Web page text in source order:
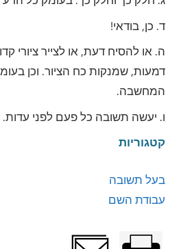
ד. כן, בודאי!
ה. או להסיח דעת, או לצייר ציורי
דמעות, שמנקות כח הציור. וכן
המחשבה.
ו. יעשה תשובה כל פעם לפני עדות.
קטגוריות
בעל תשובה
עבודת השם